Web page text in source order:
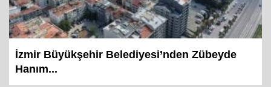
İzmir Büyükşehir Belediyesi’nden Zübeyde
Hanım...